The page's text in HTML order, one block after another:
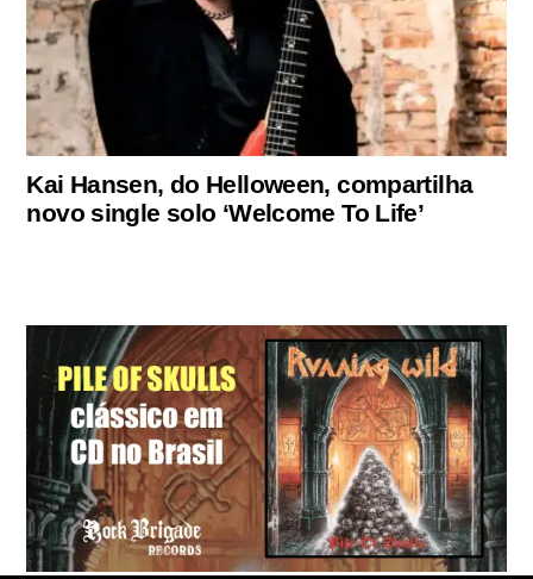
Kai Hansen, do Helloween, compartilha
novo single solo ‘Welcome To Life’